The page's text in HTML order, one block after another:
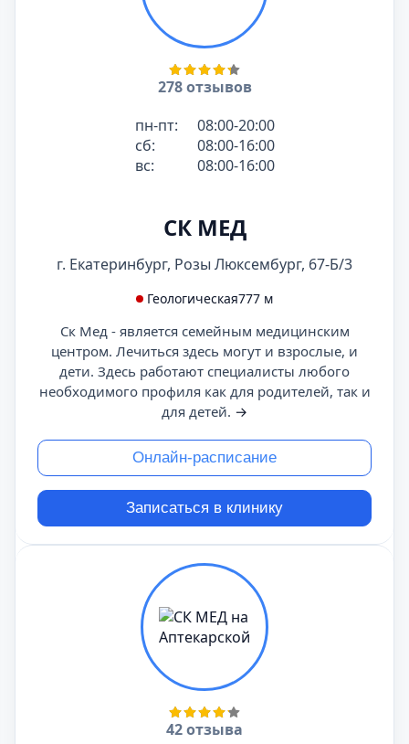
278 отзывов
пн-пт:
08:00-20:00
сб:
08:00-16:00
вс:
08:00-16:00
СК МЕД
г. Екатеринбург, Розы Люксембург, 67-Б/3
Геологическая777 м
Ск Мед - является семейным медицинским
центром. Лечиться здесь могут и взрослые, и
дети. Здесь работают специалисты любого
необходимого профиля как для родителей, так и
для детей. →
Онлайн-расписание
Записаться в клинику
42 отзыва